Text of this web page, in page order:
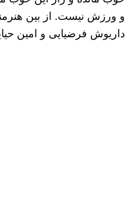
و ورزش نیست. از بین
داریوش فرضیایی و امین